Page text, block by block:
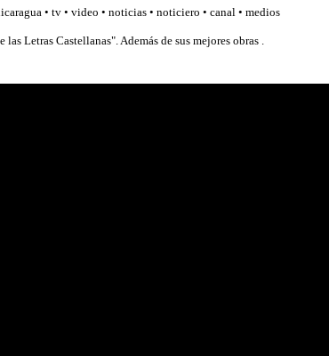
• tv • video • noticias • noticiero • canal • medios
Letras Castellanas". Además de sus mejores obras .